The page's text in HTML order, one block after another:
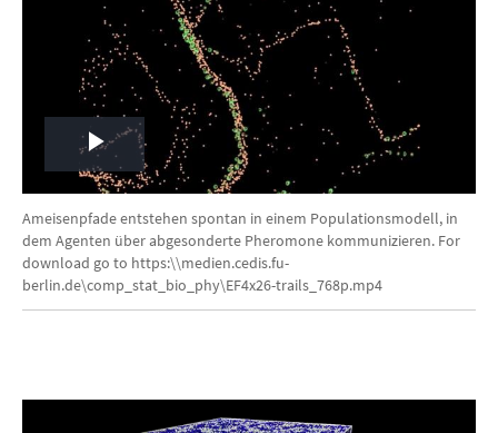
Play
Video
Ameisenpfade entstehen spontan in einem Populationsmodell, in
dem Agenten über abgesonderte Pheromone kommunizieren. For
download go to https:\\medien.cedis.fu-
berlin.de\comp_stat_bio_phy\EF4x26-trails_768p.mp4